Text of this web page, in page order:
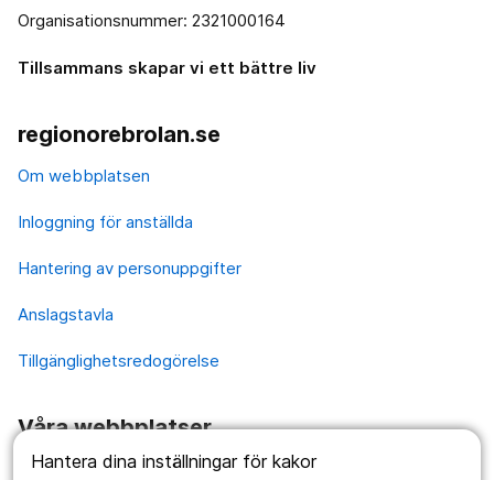
Hantera dina inställningar för kakor
Organisationsnummer: 2321000164
Tillsammans skapar vi ett bättre liv
regionorebrolan.se
Om webbplatsen
Inloggning för anställda
Hantering av personuppgifter
Anslagstavla
Tillgänglighetsredogörelse
Våra webbplatser
1177.se